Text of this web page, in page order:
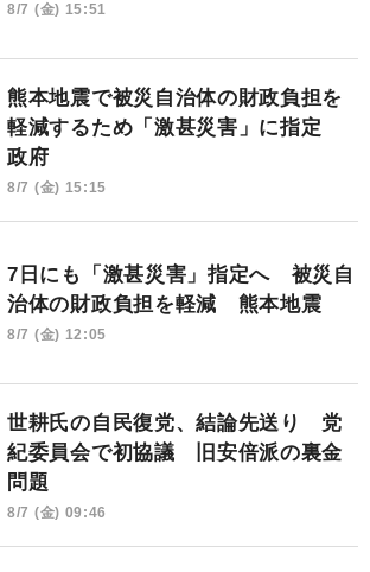
8/7 (金) 15:51
熊本地震で被災自治体の財政負担を
軽減するため「激甚災害」に指定
政府
8/7 (金) 15:15
7日にも「激甚災害」指定へ 被災自
治体の財政負担を軽減 熊本地震
8/7 (金) 12:05
世耕氏の自民復党、結論先送り 党
紀委員会で初協議 旧安倍派の裏金
問題
8/7 (金) 09:46